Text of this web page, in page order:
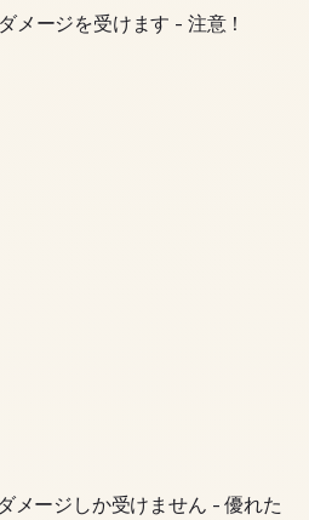
メージを受けます - 注意！
メージしか受けません - 優れた